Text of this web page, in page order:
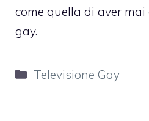
come quella di aver
gay.
Categorie
Televisione Gay